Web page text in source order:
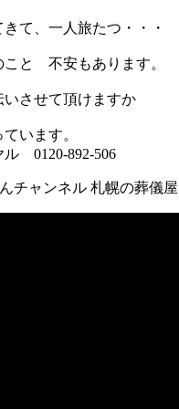
日
時
:
て、一人旅たつ・・・
こと 不安もあります。
いさせて頂けますか
います。
ル 0120-892-506
んチャンネル 札幌の葬儀